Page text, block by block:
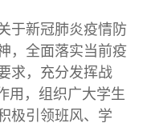
于新冠肺炎疫情防
，全面落实当前疫
求，充分发挥战
用，组织广大学生
极引领班风、学